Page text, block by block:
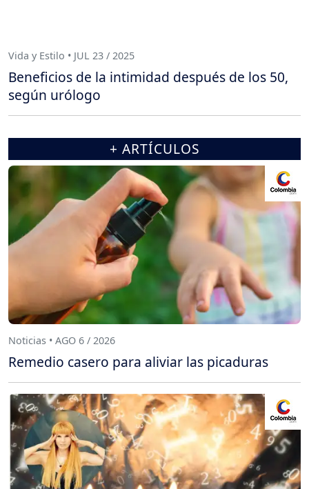
Vida y Estilo • JUL 23 / 2025
Beneficios de la intimidad después de los 50,
según urólogo
+ ARTÍCULOS
Noticias • AGO 6 / 2026
Remedio casero para aliviar las picaduras